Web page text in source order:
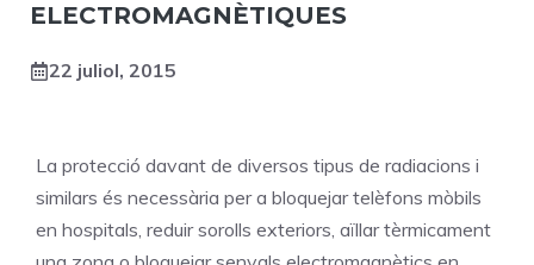
ELECTROMAGNÈTIQUES
22 juliol, 2015
La protecció davant de diversos tipus de radiacions i
similars és necessària per a bloquejar telèfons mòbils
en hospitals, reduir sorolls exteriors, aïllar tèrmicament